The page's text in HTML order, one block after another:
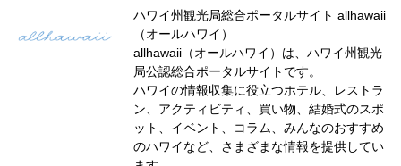
ハワイ州観光局総合ポータルサイト allhawaii
（オールハワイ）
allhawaii（オールハワイ）は、ハワイ州観光
局公認総合ポータルサイトです。
ハワイの情報収集に役立つホテル、レストラ
ン、アクティビティ、買い物、結婚式のスポ
ット、イベント、コラム、みんなのおすすめ
のハワイなど、さまざまな情報を提供してい